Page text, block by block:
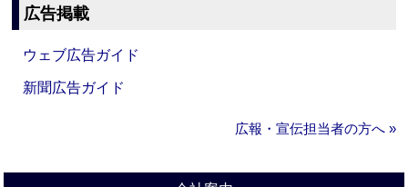
広告掲載
ウェブ広告ガイド
新聞広告ガイド
広報・宣伝担当者の方へ »